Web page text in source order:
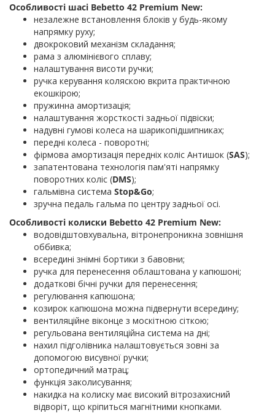
Особливості шасі Bebetto 42 Premium New:
незалежне встановлення блоків у будь-якому
напрямку руху;
двокроковий механізм складання;
рама з алюмінієвого сплаву;
налаштування висоти ручки;
ручка керування коляскою вкрита практичною
екошкірою;
пружинна амортизація;
налаштування жорсткості задньої підвіски;
надувні гумові колеса на шарикопідшипниках;
передні колеса - поворотні;
фірмова амортизація передніх коліс Антишок (SAS);
запатентована технологія пам'яті напрямку
поворотних коліс (DMS);
гальмівна система Stop&Go;
зручна педаль гальма по центру задньої осі.
Особливості колиски Bebetto 42 Premium New:
водовідштовхувальна, вітронепроникна зовнішня
оббивка;
всередині знімні бортики з бавовни;
ручка для перенесення облаштована у капюшоні;
додаткові бічні ручки для перенесення;
регулювання капюшона;
козирок капюшона можна підвернути всередину;
вентиляційне віконце з москітною сіткою;
регульована вентиляційна система на дні;
нахил підголівника налаштовується зовні за
допомогою висувної ручки;
ортопедичний матрац;
функція заколисування;
накидка на колиску має високий вітрозахисний
відворіт, що кріпиться магнітними кнопками.